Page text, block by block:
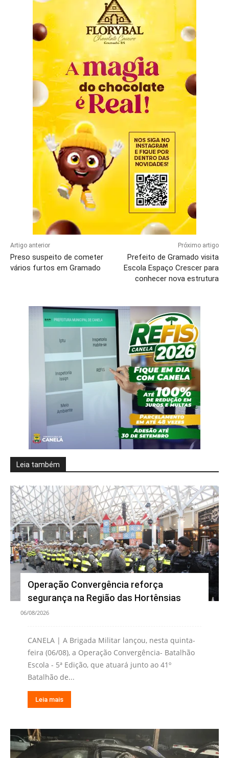
Artigo anterior
Preso suspeito de cometer
vários furtos em Gramado
Próximo artigo
Prefeito de Gramado visita
Escola Espaço Crescer para
conhecer nova estrutura
Leia também
Operação Convergência reforça
segurança na Região das Hortênsias
06/08/2026
CANELA | A Brigada Militar lançou, nesta quinta-
feira (06/08), a Operação Convergência- Batalhão
Escola - 5ª Edição, que atuará junto ao 41º
Batalhão de...
Leia mais